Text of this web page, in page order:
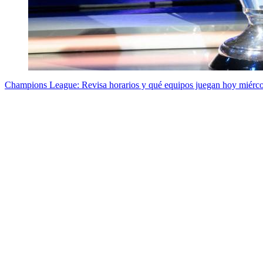
Champions League: Revisa horarios y qué equipos juegan hoy